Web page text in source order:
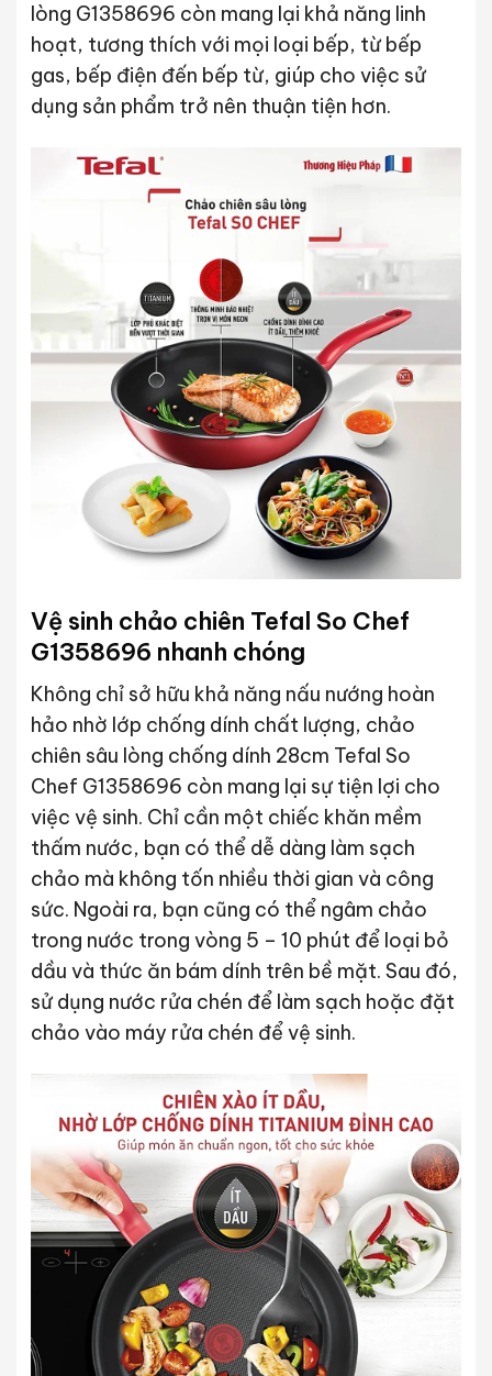
lòng G1358696 còn mang lại khả năng linh
hoạt, tương thích với mọi loại bếp, từ bếp
gas, bếp điện đến bếp từ, giúp cho việc sử
dụng sản phẩm trở nên thuận tiện hơn.
Vệ sinh chảo chiên Tefal So Chef
G1358696 nhanh chóng
Không chỉ sở hữu khả năng nấu nướng hoàn
hảo nhờ lớp chống dính chất lượng, chảo
chiên sâu lòng chống dính 28cm Tefal So
Chef G1358696 còn mang lại sự tiện lợi cho
việc vệ sinh. Chỉ cần một chiếc khăn mềm
thấm nước, bạn có thể dễ dàng làm sạch
chảo mà không tốn nhiều thời gian và công
sức. Ngoài ra, bạn cũng có thể ngâm chảo
trong nước trong vòng 5 – 10 phút để loại bỏ
dầu và thức ăn bám dính trên bề mặt. Sau đó,
sử dụng nước rửa chén để làm sạch hoặc đặt
chảo vào máy rửa chén để vệ sinh.